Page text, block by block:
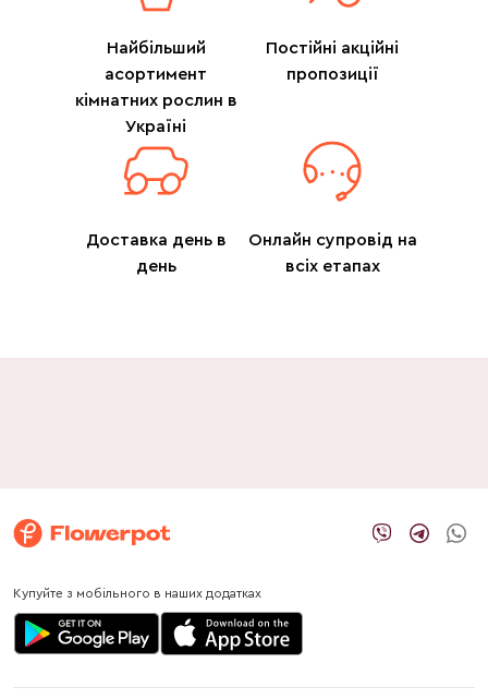
Найбільший
асортимент
кімнатних рослин в
Україні
Постійні акційні
пропозиції
Доставка день в
день
Онлайн супровід на
всіх етапах
Купуйте з мобільного в наших додатках